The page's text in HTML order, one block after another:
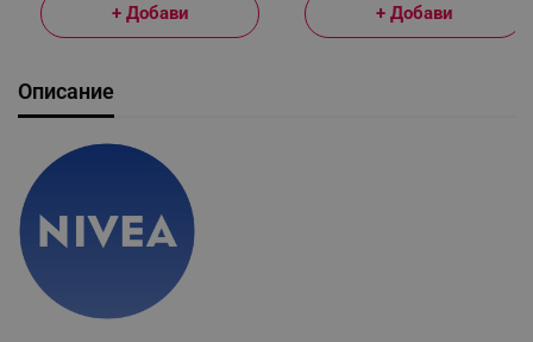
+ Добави + Добави
Описание